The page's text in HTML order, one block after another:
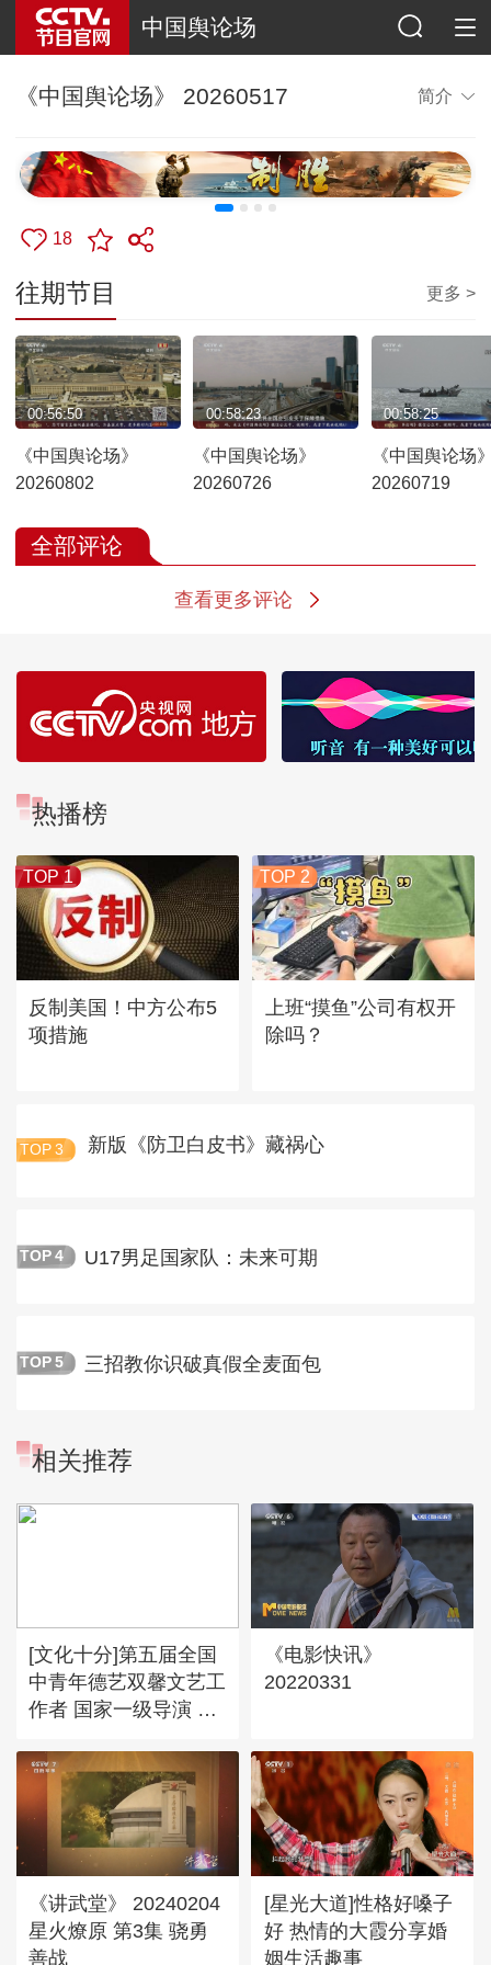
中国舆论场
《中国舆论场》 20260517 简介
18
往期节目 更多 >
《中国舆论场》
20260802
00:56:50
《中国舆论场》
20260726
00:58:23
《中国舆论场
20260719
00:58:25
全部评论
查看更多评论
热播榜
TOP 1
反制美国！中方公布5
项措施
TOP 2
上班“摸鱼”公司有权开
除吗？
TOP 3 新版《防卫白皮书》藏祸心
TOP 4 U17男足国家队：未来可期
TOP 5 三招教你识破真假全麦面包
相关推荐
[文化十分]第五届全国
中青年德艺双馨文艺工
作者 国家一级导演 孟
魂的快乐
《电影快讯》
20220331
《讲武堂》 20240204
星火燎原 第3集 骁勇
善战
[星光大道]性格好嗓子
好 热情的大霞分享婚
姻生活趣事